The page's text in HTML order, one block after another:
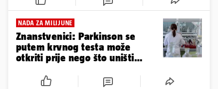
NADA ZA MILIJUNE
Znanstvenici: Parkinson se
putem krvnog testa može
otkriti prije nego što uništi